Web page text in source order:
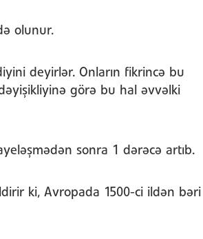
olunur.
deyirlər. Onların fikrincə bu
görə bu hal əvvəlki
sonra 1 dərəcə artıb.
ki, Avropada 1500-ci ildən bəri